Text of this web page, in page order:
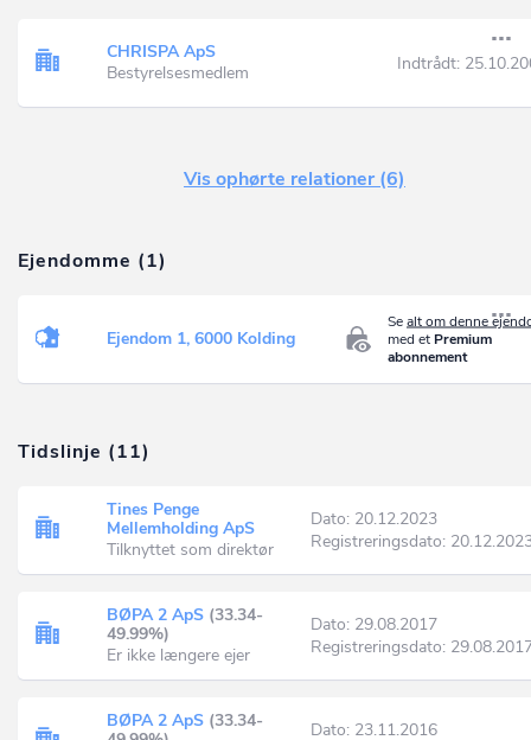
CHRISPA ApS
Bestyrelsesmedlem
Indtrådt:
Vis ophørte relationer (6)
Ejendomme (1)
Sealt om denne
med et Premium
abonnement
Ejendom 1, 6000 Kolding
Tidslinje (11)
Tines Penge
Mellemholding ApS
Tilknyttet som direktør
Dato: 20.12.2023
Registreringsdato:
BØPA 2 ApS (33.34-
49.99%)
Er ikke længere ejer
Dato: 29.08.2017
Registreringsdato:
BØPA 2 ApS (33.34-
Dato: 23.11.2016